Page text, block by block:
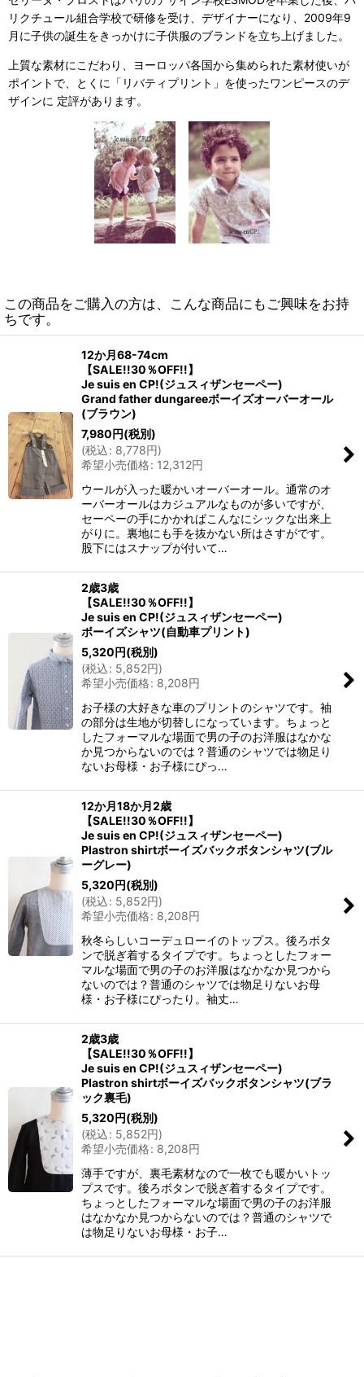
リクチュール組合学校で研修を受け、デザイナーになり、2009年9
月に子供の誕生をきっかけに子供服のブランドを立ち上げました。
上質な素材にこだわり、ヨーロッパ各国から集められた素材使いが
ポイントで、とくに「リバティプリント」を使ったワンピースのデ
ザインに 定評があります。
この商品をご購入の方は、こんな商品にもご興味をお持
ちです。
12か月68-74cm
【SALE!!30％OFF!!】
Je suis en CP!(ジュスィザンセーペー)
Grand father dungareeボーイズオーバーオール
(ブラウン)
7,980円(税別)
(税込: 8,778円)
希望小売価格: 12,312円
ウールが入った暖かいオーバーオール。通常のオ
ーバーオールはカジュアルなものが多いですが、
セーペーの手にかかればこんなにシックな出来上
がりに。裏地にも手を抜かない所はさすがです。
股下にはスナップが付いて…
2歳3歳
【SALE!!30％OFF!!】
Je suis en CP!(ジュスィザンセーペー)
ボーイズシャツ(自動車プリント)
5,320円(税別)
(税込: 5,852円)
希望小売価格: 8,208円
お子様の大好きな車のプリントのシャツです。袖
の部分は生地が切替しになっています。ちょっと
したフォーマルな場面で男の子のお洋服はなかな
か見つからないのでは？普通のシャツでは物足り
ないお母様・お子様にぴっ…
12か月18か月2歳
【SALE!!30％OFF!!】
Je suis en CP!(ジュスィザンセーペー)
Plastron shirtボーイズバックボタンシャツ(ブル
ーグレー)
5,320円(税別)
(税込: 5,852円)
希望小売価格: 8,208円
秋冬らしいコーデュローイのトップス。後ろボタ
ンで脱ぎ着するタイプです。ちょっとしたフォー
マルな場面で男の子のお洋服はなかなか見つから
ないのでは？普通のシャツでは物足りないお母
様・お子様にぴったり。袖丈…
2歳3歳
【SALE!!30％OFF!!】
Je suis en CP!(ジュスィザンセーペー)
Plastron shirtボーイズバックボタンシャツ(ブラ
ック裏毛)
5,320円(税別)
(税込: 5,852円)
希望小売価格: 8,208円
薄手ですが、裏毛素材なので一枚でも暖かいトッ
プスです。後ろボタンで脱ぎ着するタイプです。
ちょっとしたフォーマルな場面で男の子のお洋服
はなかなか見つからないのでは？普通のシャツで
は物足りないお母様・お子…